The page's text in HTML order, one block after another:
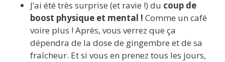
J’ai été très surprise (et ravie !) du coup de
boost physique et mental ! Comme un café
voire plus ! Après, vous verrez que ça
dépendra de la dose de gingembre et de sa
fraîcheur. Et si vous en prenez tous les jours,